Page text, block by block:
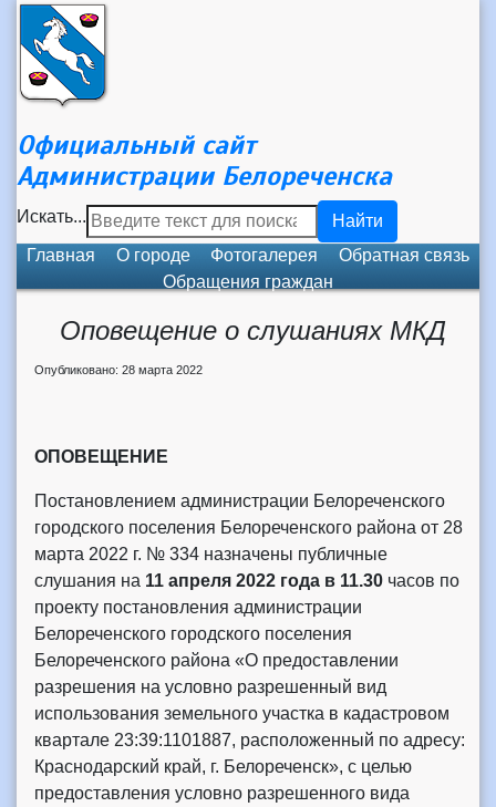
Официальный сайт
Администрации Белореченска
Искать...
Найти
Главная
О городе Фотогалерея
Обратная связь
Обращения граждан
Оповещение о слушаниях МКД
Опубликовано: 28 марта 2022
ОПОВЕЩЕНИЕ
Постановлением администрации Белореченского
городского поселения Белореченского района от 28
марта 2022 г. № 334 назначены публичные
слушания на 11 апреля 2022 года в 11.30 часов по
проекту постановления администрации
Белореченского городского поселения
Белореченского района «О предоставлении
разрешения на условно разрешенный вид
использования земельного участка в кадастровом
квартале 23:39:1101887, расположенный по адресу:
Краснодарский край, г. Белореченск», с целью
предоставления условно разрешенного вида